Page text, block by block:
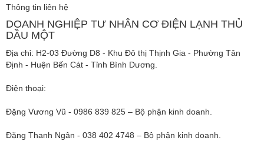
Thông tin liên hệ
DOANH NGHIỆP TƯ NHÂN CƠ ĐIỆN LẠNH THỦ
DẦU MỘT
Địa chỉ: H2-03 Đường D8 - Khu Đô thị Thịnh Gia - Phường Tân
Định - Huện Bến Cát - Tỉnh Bình Dương.
Điện thoại:
Đặng Vương Vũ - 0986 839 825 – Bộ phận kinh doanh.
Đặng Thanh Ngân - 038 402 4748 – Bộ phận kinh doanh.